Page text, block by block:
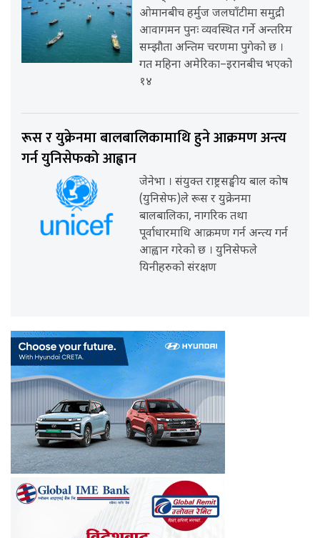
ओमानबीच हर्मुज जलघाँटीमा समुद्री
आवागमन पुनः व्यवस्थित गर्ने अन्तरिम
सम्झौता अन्तिम चरणमा पुगेको छ ।
गत महिना अमेरिका–इरानबीच भएको
१४
रूस र युक्रेनमा बालबालिकामाथि हुने आक्रमण अन्त्य
गर्न युनिसेफको आह्वान
जेनेभा । संयुक्त राष्ट्रसङ्घीय बाल कोष
(युनिसेफ)ले रूस र युक्रेनमा
बालबालिका, नागरिक तथा
पूर्वाधारमाथि आक्रमण गर्न अन्त्य गर्न
आह्वान गरेको छ । युनिसेफले
यिनीहरुको संरक्षण